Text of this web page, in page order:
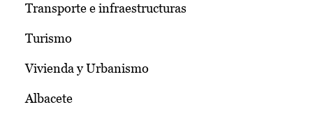
Transporte e infraestructuras
Turismo
Vivienda y Urbanismo
Albacete